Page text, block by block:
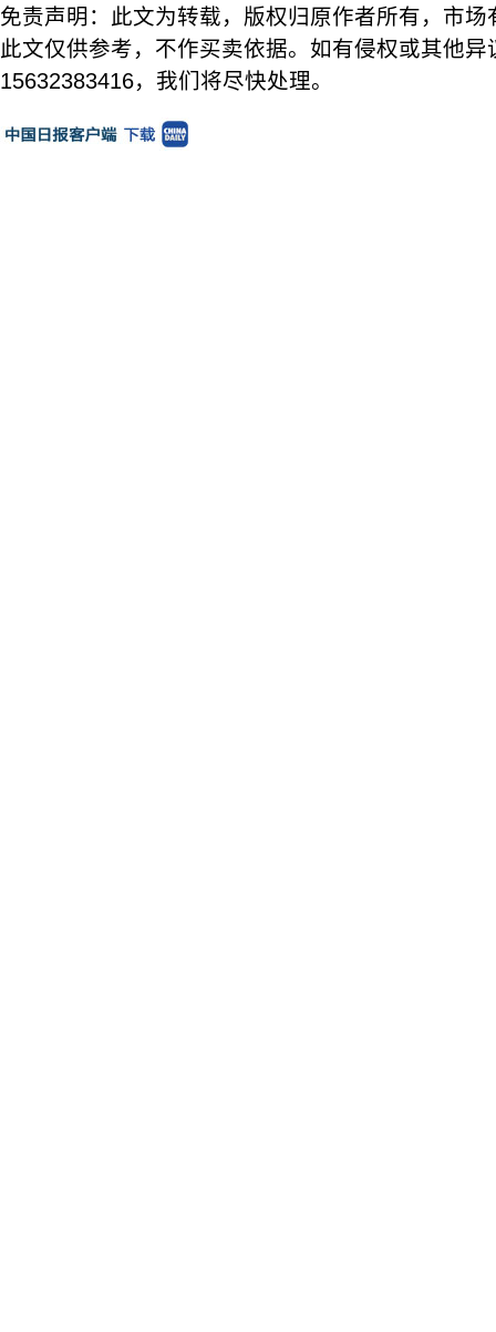
免责声明：此文为转载，版权归原作者所有，市
此文仅供参考，不作买卖依据。如有侵权或其他异
15632383416，我们将尽快处理。